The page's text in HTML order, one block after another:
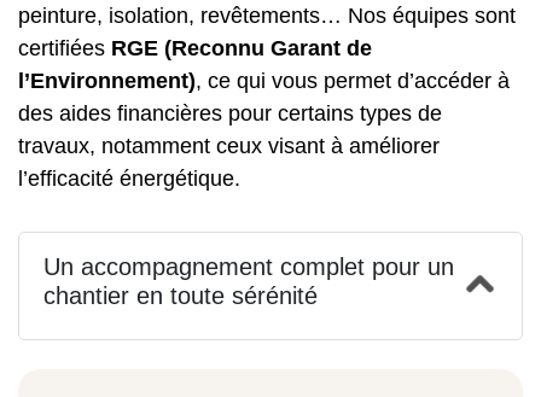
peinture, isolation, revêtements… Nos équipes sont
certifiées RGE (Reconnu Garant de
l’Environnement), ce qui vous permet d’accéder à
des aides financières pour certains types de
travaux, notamment ceux visant à améliorer
l’efficacité énergétique.
Un accompagnement complet pour un
chantier en toute sérénité